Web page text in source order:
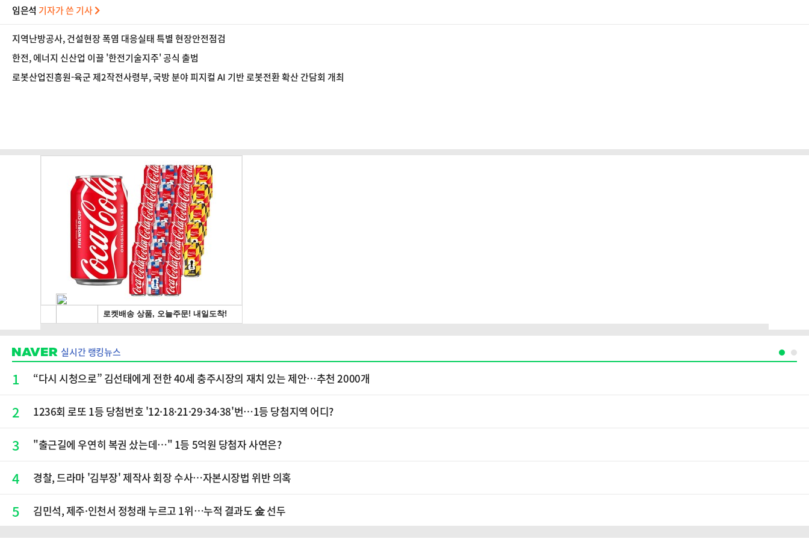
임은석 기자가 쓴 기사
지역난방공사, 건설현장 폭염 대응실태 특별 현장안전점검
한전, 에너지 신산업 이끌 '한전기술지주' 공식 출범
로봇산업진흥원-육군 제2작전사령부, 국방 분야 피지컬 AI 기반 로봇전환 확산 간담회 개최
실시간 랭킹뉴스
1 “다시 시청으로” 김선태에게 전한 40세 충주시장의 재치 있는 제안…추천 2000개
2 1236회 로또 1등 당첨번호 '12·18·21·29·34·38'번…1등 당첨지역 어디?
3 "출근길에 우연히 복권 샀는데…" 1등 5억원 당첨자 사연은?
4 경찰, 드라마 '김부장' 제작사 회장 수사…자본시장법 위반 의혹
5 김민석, 제주·인천서 정청래 누르고 1위…누적 결과도 金 선두